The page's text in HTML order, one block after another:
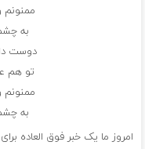
به
دوست
تو هم
به
امروز ما یک خبر فوق العاده